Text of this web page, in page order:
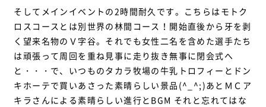
そしてメインイベントの2時間耐久です。こちらはモトク
ロスコースとは別世界の林間コース！開始直後から牙を剥
く望来名物のＶ字谷。それでも女性二名を含めた選手たち
は頑張って周回を重ね見事に走り抜き無事に閉会式へ
と・・・で、いつものタカラ牧場の牛乳トロフィーとドン
キホーテで買いあさった素晴らしい景品(^_^;)あとＭＣア
キラさんによる素晴らしい進行とBGM それと忘れてはな